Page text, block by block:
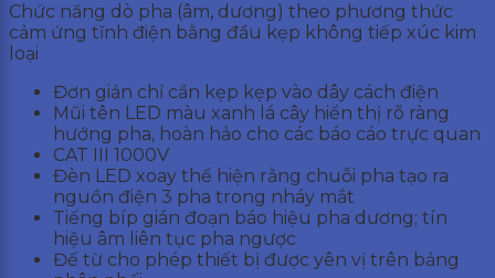
Chức năng dò pha (âm, dương) theo phương thức
cảm ứng tĩnh điện bằng đầu kẹp không tiếp xúc kim
loại
Đơn giản chỉ cần kẹp kẹp vào dây cách điện
Mũi tên LED màu xanh lá cây hiển thị rõ ràng
hướng pha, hoàn hảo cho các báo cáo trực quan
CAT III 1000V
Đèn LED xoay thể hiện rằng chuỗi pha tạo ra
nguồn điện 3 pha trong nháy mắt
Tiếng bíp gián đoạn báo hiệu pha dương; tín
hiệu âm liên tục pha ngược
Đế từ cho phép thiết bị được yên vị trên bảng